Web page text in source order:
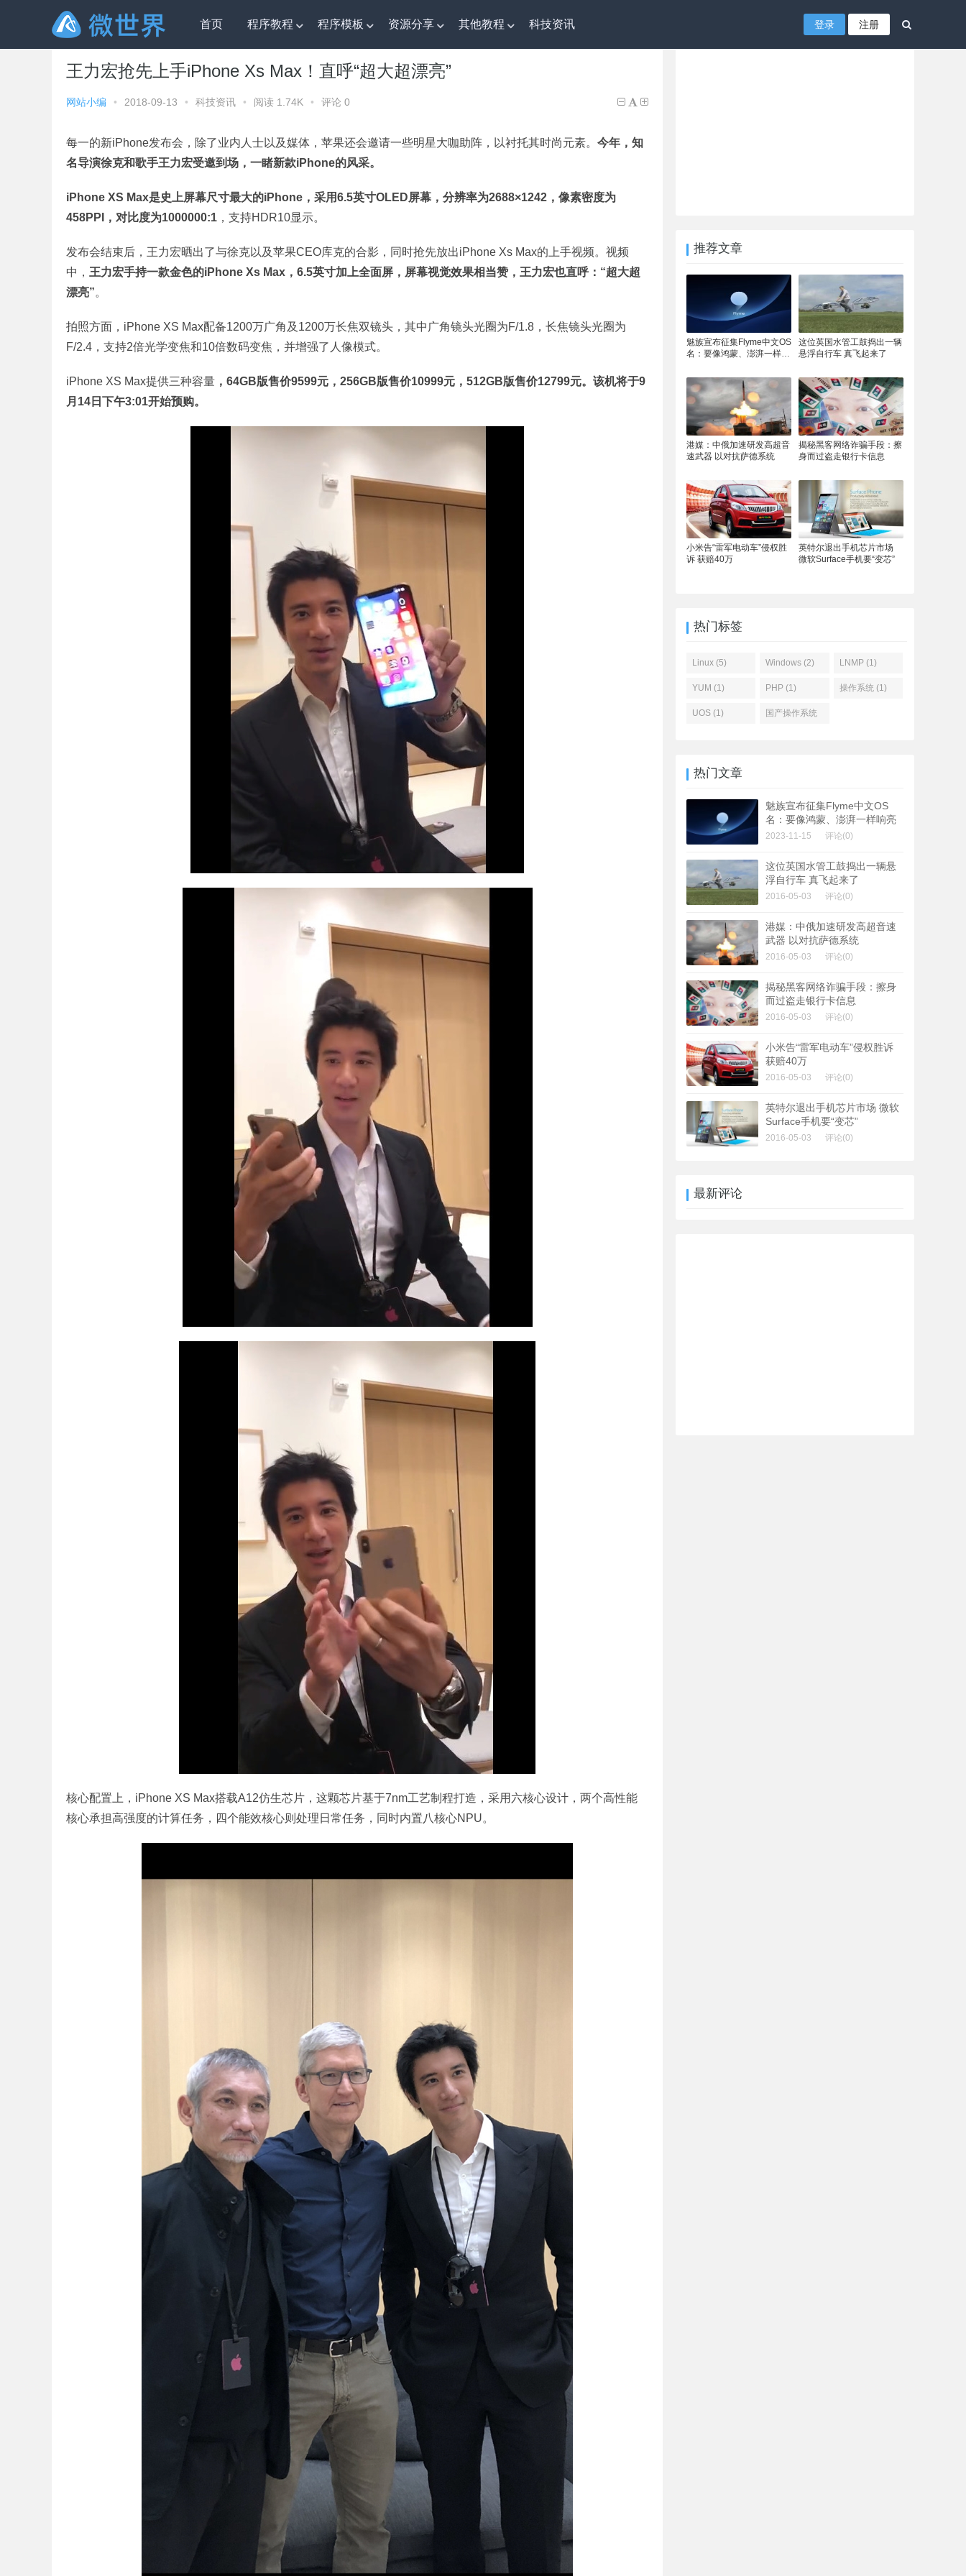
首页 程序教程 程序模板 资源分享 其他教程 科技资讯 登录 注册
微世界» 科技资讯» 王力宏抢先上手iPhone Xs Max！直呼“超大超漂亮”
王力宏抢先上手iPhone Xs Max！直呼“超大超漂亮”
网站小编 • 2018-09-13 • 科技资讯 • 阅读 1.74K • 评论 0
每一的新iPhone发布会，除了业内人士以及媒体，苹果还会邀请一些明星大咖助阵，以衬托其时尚元素。 今年，知
名导演徐克和歌手王力宏受邀到场，一睹新款iPhone的风采。
iPhone XS Max是史上屏幕尺寸最大的iPhone，采用6.5英寸OLED屏幕，分辨率为2688×1242，像素密度为
458PPI，对比度为1000000:1 ，支持HDR10显示。
发布会结束后，王力宏晒出了与徐克以及苹果CEO库克的合影，同时抢先放出iPhone Xs Max的上手视频。视频
中， 王力宏手持一款金色的iPhone Xs Max，6.5英寸加上全面屏，屏幕视觉效果相当赞，王力宏也直呼：“超大超
漂亮”。
拍照方面，iPhone XS Max配备1200万广角及1200万长焦双镜头，其中广角镜头光圈为F/1.8，长焦镜头光圈为
F/2.4，支持2倍光学变焦和10倍数码变焦，并增强了人像模式。
iPhone XS Max提供三种容量 ，64GB版售价9599元，256GB版售价10999元，512GB版售价12799元。该机将于9
月14日下午3:01开始预购。
核心配置上，iPhone XS Max搭载A12仿生芯片，这颗芯片基于7nm工艺制程打造，采用六核心设计，两个高性能
核心承担高强度的计算任务，四个能效核心则处理日常任务，同时内置八核心NPU。
推荐文章
魅族宣布征集Flyme中文OS
名：要像鸿蒙、澎湃一样响
这位英国水管工鼓捣出一辆
悬浮自行车 真飞起来了
港媒：中俄加速研发高超音
速武器 以对抗萨德系统
揭秘黑客网络诈骗手段：擦
身而过盗走银行卡信息
小米告“雷军电动车”侵权胜
诉 获赔40万
英特尔退出手机芯片市场
微软Surface手机要“变芯”
热门标签
Linux (5) Windows (2) LNMP (1)
YUM (1) PHP (1) 操作系统 (1)
UOS (1) 国产操作系统
热门文章
魅族宣布征集Flyme中文OS
名：要像鸿蒙、澎湃一样响亮
2023-11-15 评论(0)
这位英国水管工鼓捣出一辆悬
浮自行车 真飞起来了
2016-05-03 评论(0)
港媒：中俄加速研发高超音速
武器 以对抗萨德系统
2016-05-03 评论(0)
揭秘黑客网络诈骗手段：擦身
而过盗走银行卡信息
2016-05-03 评论(0)
小米告“雷军电动车”侵权胜诉
获赔40万
2016-05-03 评论(0)
英特尔退出手机芯片市场 微软
Surface手机要“变芯”
2016-05-03 评论(0)
最新评论